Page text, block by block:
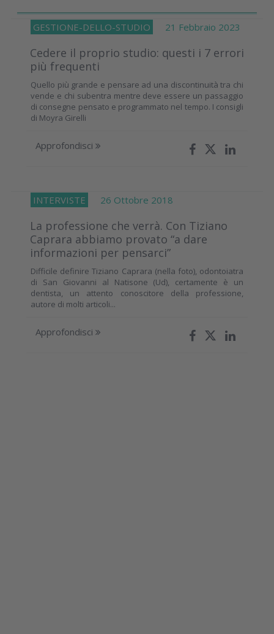
GESTIONE-DELLO-STUDIO 21 Febbraio 2023
Cedere il proprio studio: questi i 7 errori
più frequenti
Quello più grande e pensare ad una discontinuità tra chi
vende e chi subentra mentre deve essere un passaggio
di consegne pensato e programmato nel tempo. I consigli
di Moyra Girelli
Approfondisci
INTERVISTE 26 Ottobre 2018
La professione che verrà. Con Tiziano
Caprara abbiamo provato “a dare
informazioni per pensarci”
Difficile definire Tiziano Caprara (nella foto), odontoiatra
di San Giovanni al Natisone (Ud), certamente è un
dentista, un attento conoscitore della professione,
autore di molti articoli...
Approfondisci